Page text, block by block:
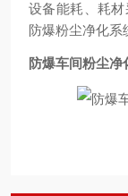
设备能耗、耗
防爆粉尘净化系
防爆车间粉尘净